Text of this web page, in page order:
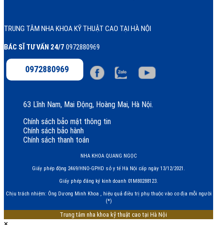
TRUNG TÂM NHA KHOA KỸ THUẬT CAO TẠI HÀ NỘI
BÁC SĨ TƯ VẤN 24/7 0972880969
0972880969
63 Lĩnh Nam, Mai Động, Hoàng Mai, Hà Nội.
Chính sách bảo mật thông tin
Chính sách bảo hành
Chính sách thanh toán
NHA KHOA QUANG NGỌC
Giấy phép động 2469/HNO-GPHD sở y tế Hà Nội cấp ngày 13/12/2021.
Giấy phép đăng ký kinh doanh 01M80288123.
Chịu trách nhiệm: Ông Dương Minh Khoa , hiệu quả điều trị phụ thuộc vào cơ địa mỗi người
(*)
Trung tâm nha khoa kỹ thuật cao tại Hà Nội